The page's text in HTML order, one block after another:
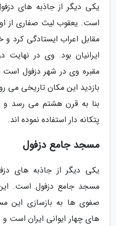
یکی دیگر از جاذبه های
است. یعقوب لیث صفاری از
مقابل اعراب ایستادگی کرد و
ایرانیان بود. وی در
مقبره وی در شهر دزفول است
بازدید این مکان تاریخی می
بنا به قرن هشتم می رسد و
پتکانه دار استفاده نموده اند.
مسجد جامع دزفول
یکی دیگر از جاذبه های
صفوی ها به بازسازی این
های چهار ایوانی ایران